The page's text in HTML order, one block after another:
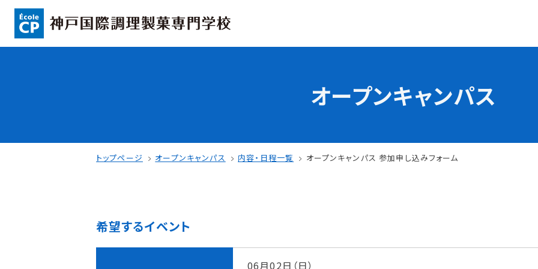
ここから始まる私の未来
日本全国から集まる学生たち
指定校推薦入試
一般入試
学校の特長
サマーチャレンジ実習
オープンキャンパス
トップページ オープンキャンパス 内容・日程一覧 オープンキャンパス 参加申し込みフォーム
希望するイベント
06月02日（日）